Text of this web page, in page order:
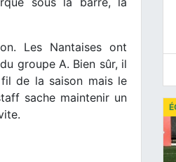
Les Nantaises ont
groupe A. Bien sûr, il
de la saison mais le
sache maintenir un